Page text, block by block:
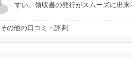
すい。領収書の発行がスムーズに出来
その他の口コミ・評判